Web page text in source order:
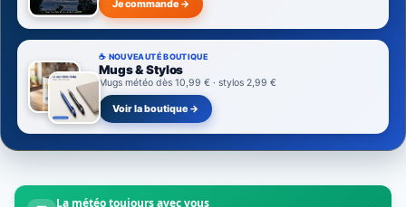
Je commande →
☕ NOUVEAUTÉ BOUTIQUE
Mugs & Stylos
Mugs météo dès 10,99 € · stylos 2,99 €
Voir la boutique →
La météo toujours avec vous